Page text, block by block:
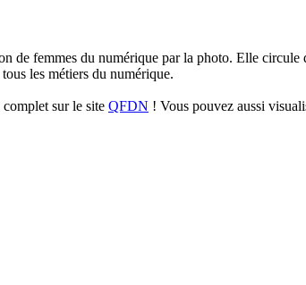
de femmes du numérique par la photo. Elle
les métiers du numérique.
complet sur le site QFDN ! Vous pouvez aussi